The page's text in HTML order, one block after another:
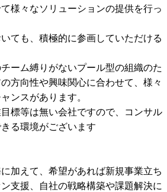
様々なソリューションの提供を行っ
ても、積極的に参画していただける
ーム縛りがないプール型の組織のた
方向性や興味関心に合わせて、様々
ンスがあります。
標等は無い会社ですので、コンサル
る環境がございます
加えて、希望があれば新規事業立ち
支援、自社の戦略構築や課題解決に